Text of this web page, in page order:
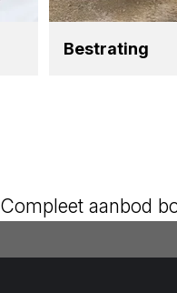
Bestra­ting
Compleet aanbod